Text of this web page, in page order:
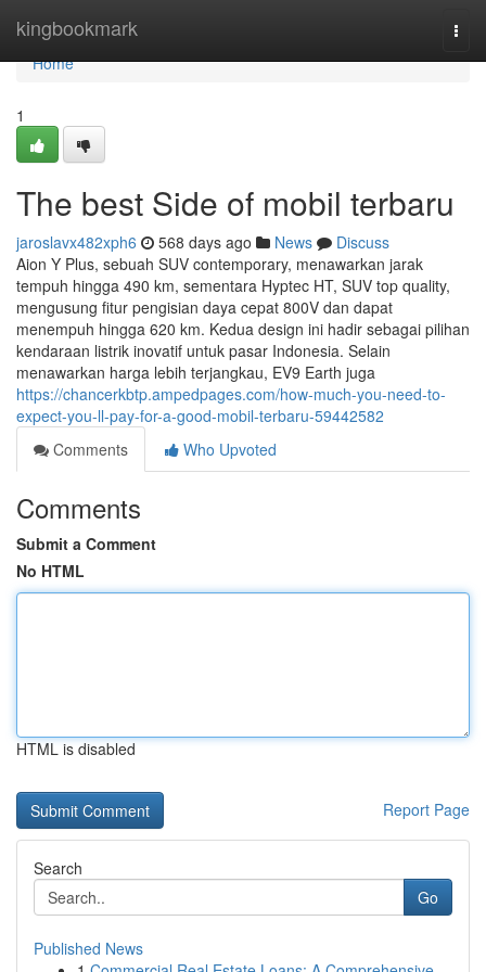
kingbookmark
Home
Home
1
The best Side of mobil terbaru
jaroslavx482xph6 568 days ago News
Discuss
Aion Y Plus, sebuah SUV contemporary, menawarkan jarak
tempuh hingga 490 km, sementara Hyptec HT, SUV top quality,
mengusung fitur pengisian daya cepat 800V dan dapat
menempuh hingga 620 km. Kedua design ini hadir sebagai pilihan
kendaraan listrik inovatif untuk pasar Indonesia. Selain
menawarkan harga lebih terjangkau, EV9 Earth juga
https://chancerkbtp.ampedpages.com/how-much-you-need-to-
expect-you-ll-pay-for-a-good-mobil-terbaru-59442582
Comments
Who Upvoted
Comments
Submit a Comment
No HTML
HTML is disabled
Report Page
Search
Go
Published News